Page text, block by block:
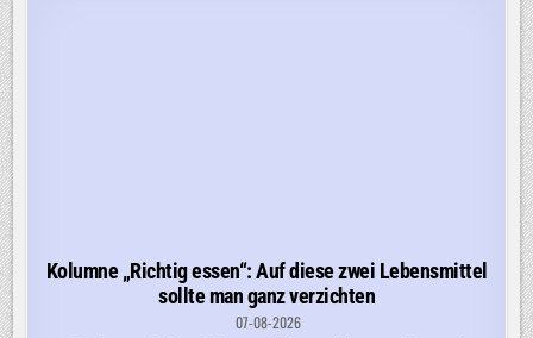
Kolumne „Richtig essen“: Auf diese zwei Lebensmittel
sollte man ganz verzichten
07-08-2026